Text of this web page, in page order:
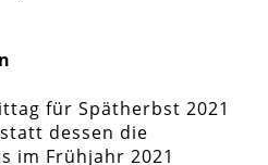
für Spätherbst 2021
dessen die
im Frühjahr 2021